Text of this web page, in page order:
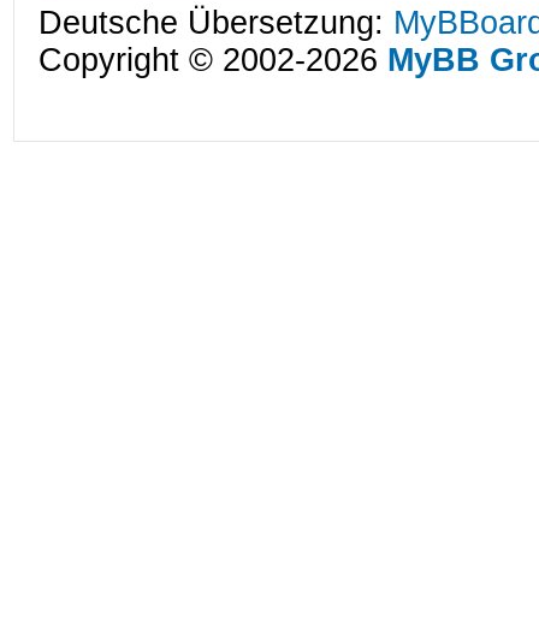
Deutsche Übersetzung:
Copyright © 2002-2026 MyBB